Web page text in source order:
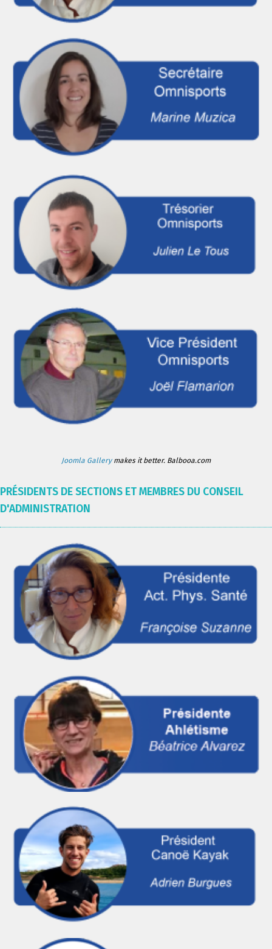
Joomla Gallerymakes it better. Balbooa.com
PRÉSIDENTS DE SECTIONS ET MEMBRES DU CONSEIL
D'ADMINISTRATION